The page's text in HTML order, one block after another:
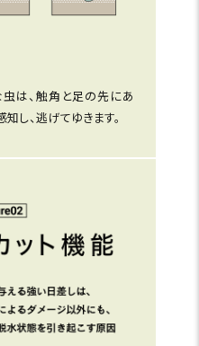
は、触角と足の先にあ
し、逃げてゆきます。